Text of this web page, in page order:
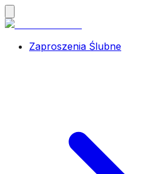
Zaproszenia Ślubne